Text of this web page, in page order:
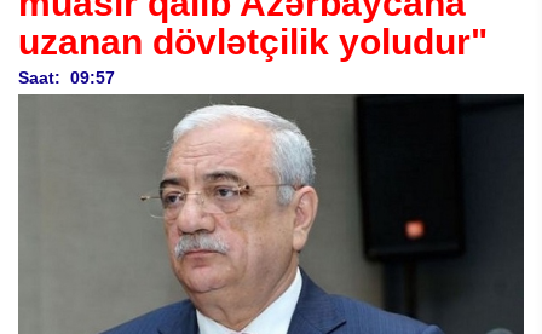
uzanan dövlətçilik yoludur"
Saat: 09:57